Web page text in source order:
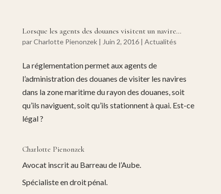
Lorsque les agents des douanes visitent un navire…
parCharlotte Pienonzek| Juin 2, 2016| Actualités
La réglementation permet aux agents de
l’administration des douanes de visiter les navires
dans la zone maritime du rayon des douanes, soit
qu’ils naviguent, soit qu’ils stationnent à quai. Est-ce
légal ?
Charlotte Pienonzek
Avocat inscrit au Barreau de l’Aube.
Spécialiste en droit pénal.